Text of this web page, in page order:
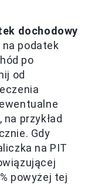
dochodowy
na podatek
po
od
przykład
Gdy
na PIT
powyżej tej